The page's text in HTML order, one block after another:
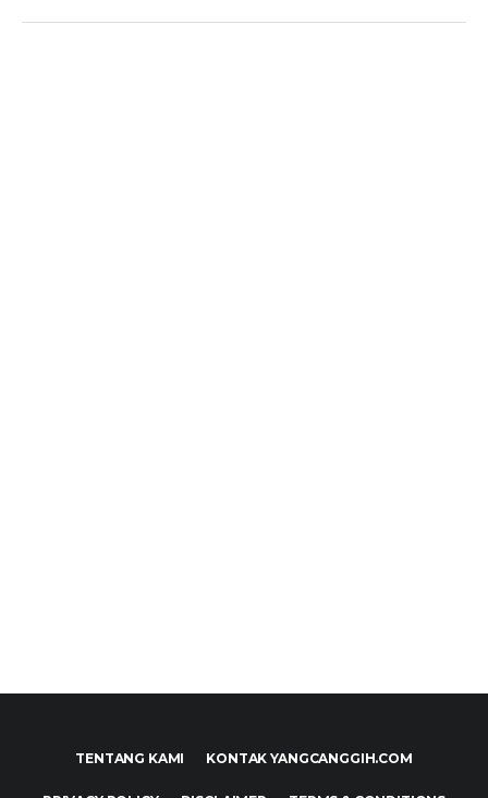
TENTANG KAMI KONTAK YANGCANGGIH.COM